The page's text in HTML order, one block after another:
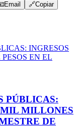
Email 🔗Copiar
PÚBLICAS:
MIL MILLONES
DE